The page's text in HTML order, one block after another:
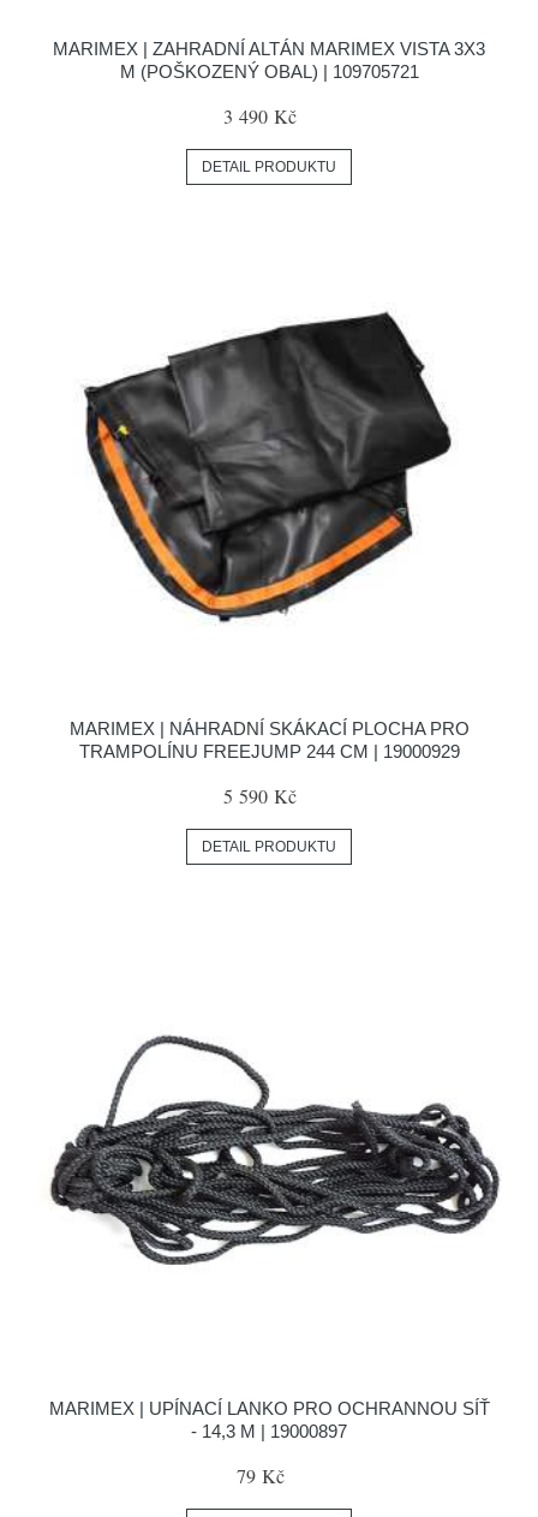
MARIMEX | ZAHRADNÍ ALTÁN MARIMEX VISTA 3X3
M (POŠKOZENÝ OBAL) | 109705721
3 490 Kč
DETAIL PRODUKTU
MARIMEX | NÁHRADNÍ SKÁKACÍ PLOCHA PRO
TRAMPOLÍNU FREEJUMP 244 CM | 19000929
5 590 Kč
DETAIL PRODUKTU
MARIMEX | UPÍNACÍ LANKO PRO OCHRANNOU SÍŤ
- 14,3 M | 19000897
79 Kč